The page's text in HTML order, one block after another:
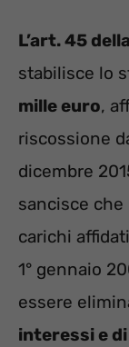
L’art. 45
stabilisce lo
mille euro,
riscossione
dicembre
sancisce
carichi
1° gennaio
essere
interessi e